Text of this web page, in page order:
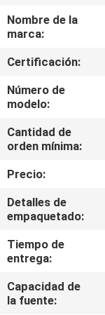
VIAJE
DE
LA
FÁBRICA
CONTROL
CALIDAD
ÉNTRENOS
EN
CONTACTO
CON
Nombre de la
marca:
Certificación:
Número de
modelo:
Cantidad de
orden mínima:
Precio:
Detalles de
empaquetado:
Tiempo de
entrega:
Capacidad de
la fuente: